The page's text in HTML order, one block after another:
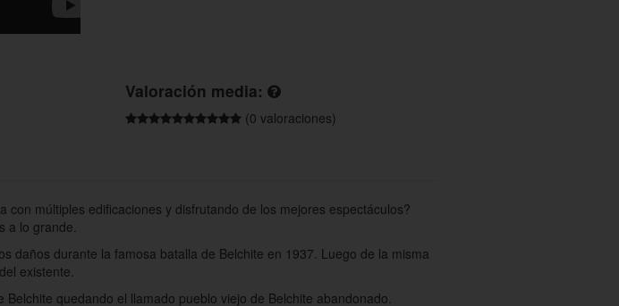
Valoración media:
(0 valoraciones)
múltiples edificaciones y disfrutando de los mejores espectáculos?
a lo grande.
daños durante la famosa batalla de Belchite en 1937. Luego de la misma
existente.
quedando el llamado pueblo viejo de Belchite abandonado.